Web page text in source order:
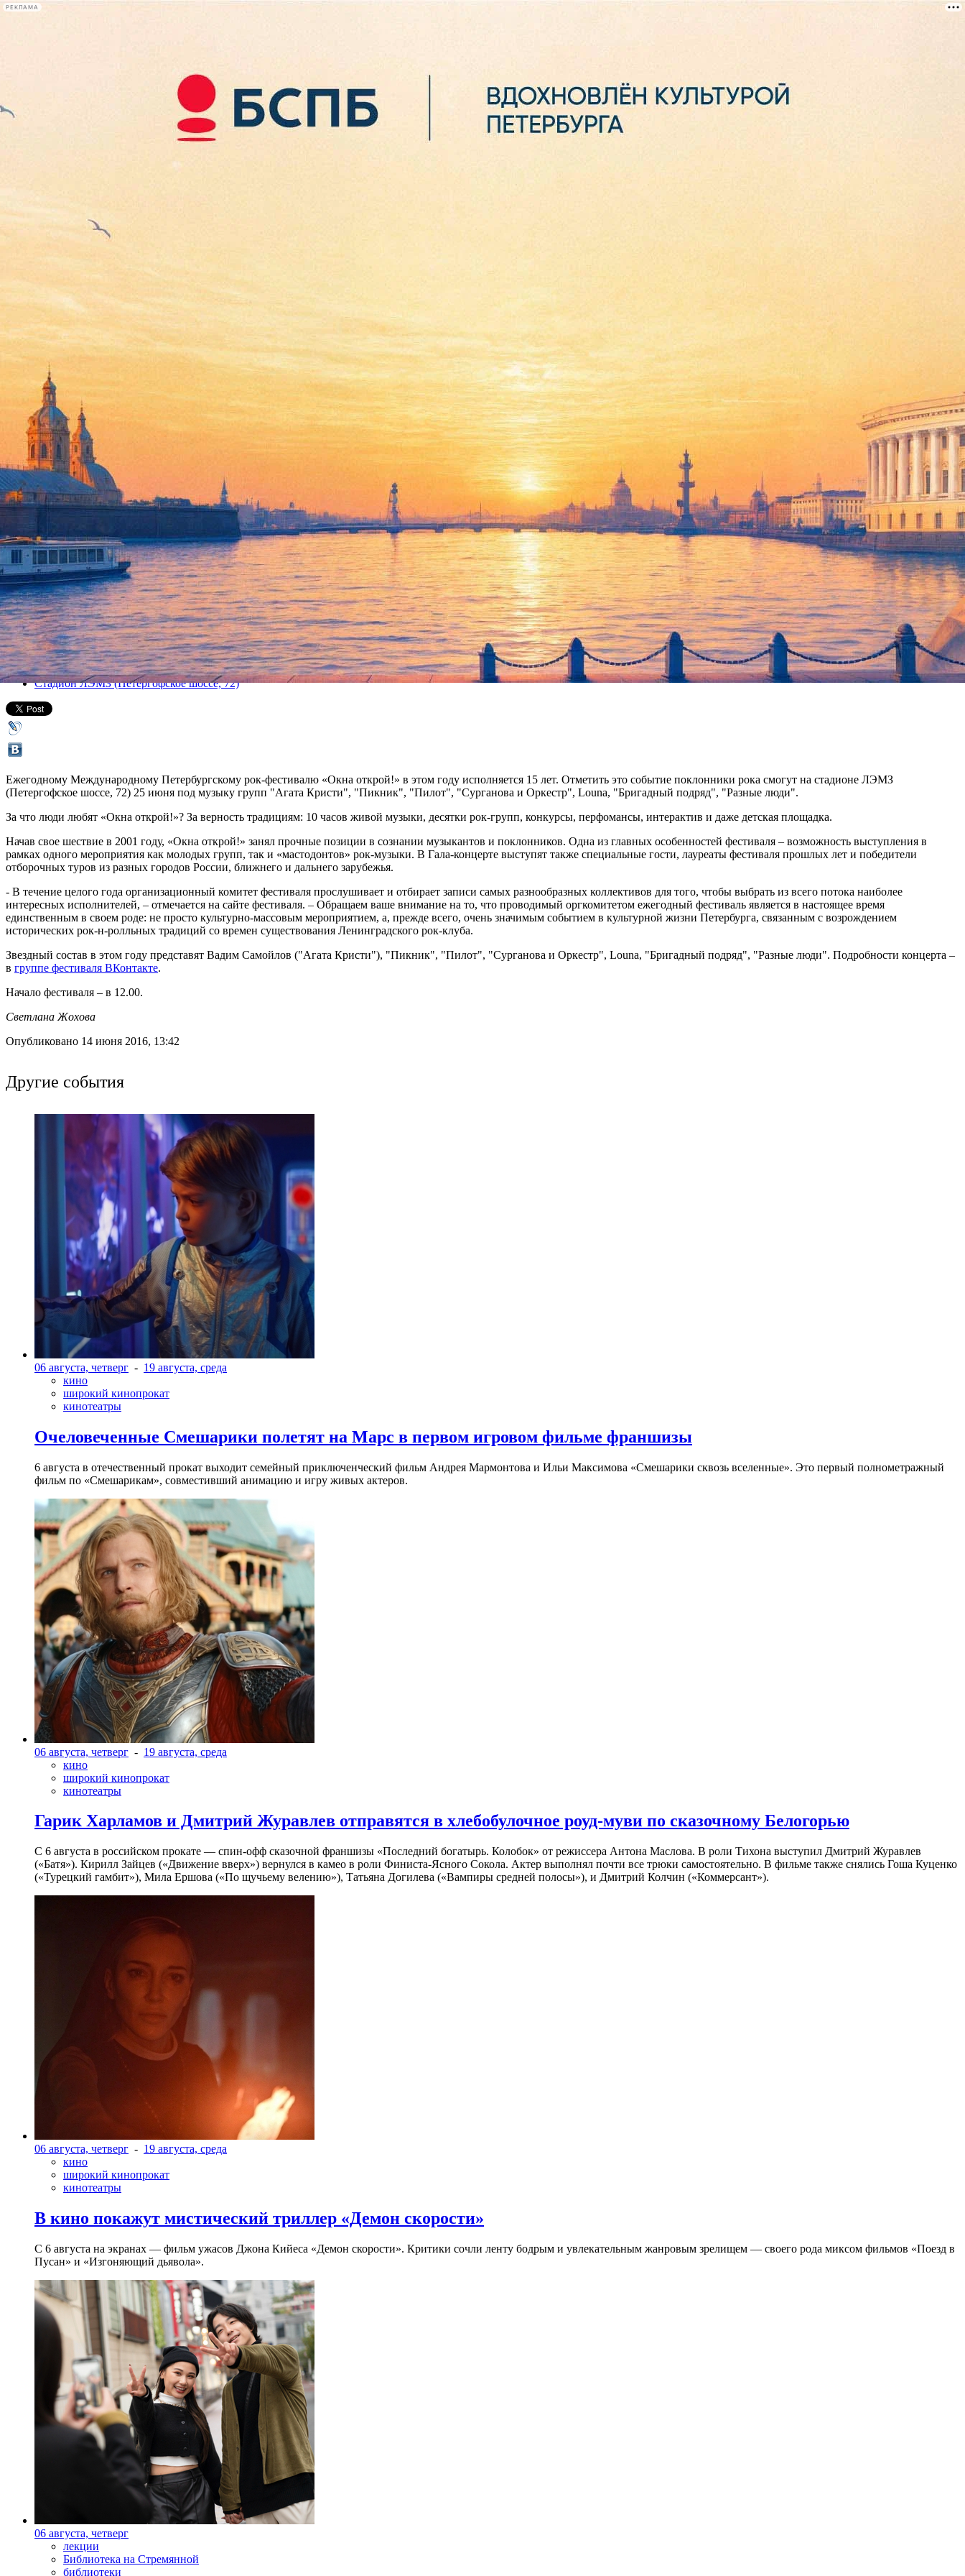
РЕКЛАМА
лекции
книги
Рок-фестиваль «Окна открой!» отпразднует 15-летие звездным составом
25 июня 2016, суббота,12.00
Версия для печати
Все концерты
Стадион ЛЭМЗ (Петергофское шоссе, 72)
Ежегодному Международному Петербургскому рок-фестивалю «Окна открой!» в этом году исполняется 15 лет. Отметить это событие поклонники рока смогут на стадионе ЛЭМЗ
(Петергофское шоссе, 72) 25 июня под музыку групп "Агата Кристи", "Пикник", "Пилот", "Сурганова и Оркестр", Louna, "Бригадный подряд", "Разные люди".
За что люди любят «Окна открой!»? За верность традициям: 10 часов живой музыки, десятки рок-групп, конкурсы, перфомансы, интерактив и даже детская площадка.
Начав свое шествие в 2001 году, «Окна открой!» занял прочные позиции в сознании музыкантов и поклонников. Одна из главных особенностей фестиваля – возможность выступления в
рамках одного мероприятия как молодых групп, так и «мастодонтов» рок-музыки. В Гала-концерте выступят также специальные гости, лауреаты фестиваля прошлых лет и победители
отборочных туров из разных городов России, ближнего и дальнего зарубежья.
- В течение целого года организационный комитет фестиваля прослушивает и отбирает записи самых разнообразных коллективов для того, чтобы выбрать из всего потока наиболее
интересных исполнителей, – отмечается на сайте фестиваля. – Обращаем ваше внимание на то, что проводимый оргкомитетом ежегодный фестиваль является в настоящее время
единственным в своем роде: не просто культурно-массовым мероприятием, а, прежде всего, очень значимым событием в культурной жизни Петербурга, связанным с возрождением
исторических рок-н-ролльных традиций со времен существования Ленинградского рок-клуба.
Звездный состав в этом году представят Вадим Самойлов ("Агата Кристи"), "Пикник", "Пилот", "Сурганова и Оркестр", Louna, "Бригадный подряд", "Разные люди". Подробности концерта –
в группе фестиваля ВКонтакте.
Начало фестиваля – в 12.00.
Светлана Жохова
Опубликовано 14 июня 2016, 13:42
Другие события
06 августа, четверг - 19 августа, среда
кино
широкий кинопрокат
кинотеатры
Очеловеченные Смешарики полетят на Марс в первом игровом фильме франшизы
6 августа в отечественный прокат выходит семейный приключенческий фильм Андрея Мармонтова и Ильи Максимова «Смешарики сквозь вселенные». Это первый полнометражный
фильм по «Смешарикам», совместивший анимацию и игру живых актеров.
06 августа, четверг - 19 августа, среда
кино
широкий кинопрокат
кинотеатры
Гарик Харламов и Дмитрий Журавлев отправятся в хлебобулочное роуд-муви по сказочному Белогорью
С 6 августа в российском прокате — спин-офф сказочной франшизы «Последний богатырь. Колобок» от режиссера Антона Маслова. В роли Тихона выступил Дмитрий Журавлев
(«Батя»). Кирилл Зайцев («Движение вверх») вернулся в камео в роли Финиста-Ясного Сокола. Актер выполнял почти все трюки самостоятельно. В фильме также снялись Гоша Куценко
(«Турецкий гамбит»), Мила Ершова («По щучьему велению»), Татьяна Догилева («Вампиры средней полосы»), и Дмитрий Колчин («Коммерсант»).
06 августа, четверг - 19 августа, среда
кино
широкий кинопрокат
кинотеатры
В кино покажут мистический триллер «Демон скорости»
С 6 августа на экранах — фильм ужасов Джона Кийеса «Демон скорости». Критики сочли ленту бодрым и увлекательным жанровым зрелищeм — своего рода миксом фильмов «Поезд в
Пусан» и «Изгоняющий дьявола».
06 августа, четверг
лекции
Библиотека на Стремянной
библиотеки